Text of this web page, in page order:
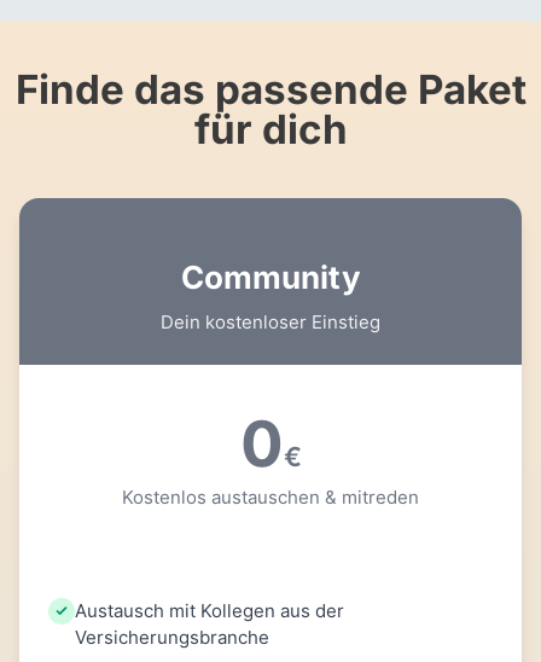
Finde das passende Paket
für dich
Community
Dein kostenloser Einstieg
0€
Kostenlos austauschen & mitreden
Austausch mit Kollegen aus der
Versicherungsbranche